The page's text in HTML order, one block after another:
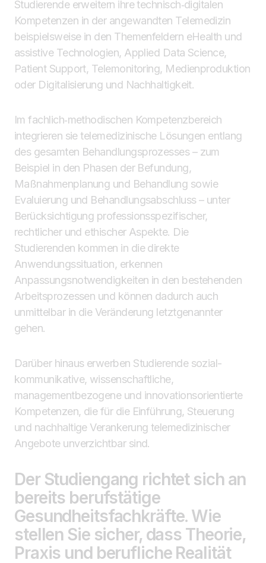
Studierende erweitern ihre technisch‑digitalen
Kompetenzen in der angewandten Telemedizin
beispielsweise in den Themenfeldern eHealth und
assistive Technologien, Applied Data Science,
Patient Support, Telemonitoring, Medienproduktion
oder Digitalisierung und Nachhaltigkeit.
Im fachlich‑methodischen Kompetenzbereich
integrieren sie telemedizinische Lösungen entlang
des gesamten Behandlungsprozesses – zum
Beispiel in den Phasen der Befundung,
Maßnahmenplanung und Behandlung sowie
Evaluierung und Behandlungsabschluss – unter
Berücksichtigung professionsspezifischer,
rechtlicher und ethischer Aspekte. Die
Studierenden kommen in die direkte
Anwendungssituation, erkennen
Anpassungsnotwendigkeiten in den bestehenden
Arbeitsprozessen und können dadurch auch
unmittelbar in die Veränderung letztgenannter
gehen.
Darüber hinaus erwerben Studierende sozial-
kommunikative, wissenschaftliche,
managementbezogene und innovationsorientierte
Kompetenzen, die für die Einführung, Steuerung
und nachhaltige Verankerung telemedizinischer
Angebote unverzichtbar sind.
Der Studiengang richtet sich an
bereits berufstätige
Gesundheitsfachkräfte. Wie
stellen Sie sicher, dass Theorie,
Praxis und berufliche Realität